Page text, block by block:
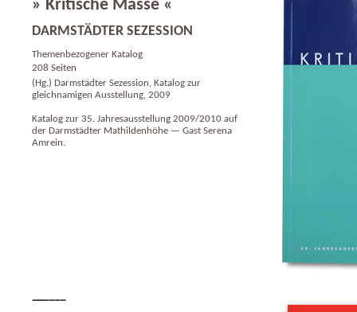
» Kritische Masse «
DARMSTÄDTER SEZESSION
Themenbezogener Katalog
208 Seiten
(Hg.) Darmstädter Sezession, Katalog zur
gleichnamigen Ausstellung, 2009
Katalog zur 35. Jahresausstellung 2009/2010 auf
der Darmstädter Mathildenhöhe — Gast Serena
Amrein.